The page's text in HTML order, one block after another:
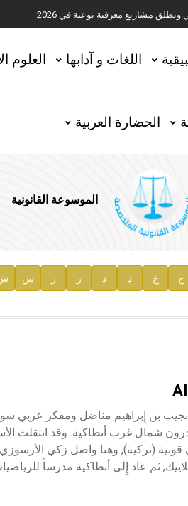
مشاريع معرفية نوعية في 2026
2025
العربية
في سورية
في عام 2026
اللغات و آدابها العلوم
الحضارة العربية
الموسوعة القانونية
ح خ د ذ ر ز س
زكي الأرسوزي بن نجيب بن إِبراهيم
شمال غرب أنطاكية. وقد انتقلت
إِلى قونية (تركية), وهنا واصل زكي